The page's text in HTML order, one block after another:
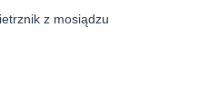
z mosiądzu